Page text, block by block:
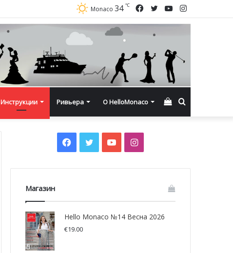
Instagram
YouTube
Twitter
Facebook
Monaco 34 ℃
Инструкции Ривьера О HelloMonaco Смотреть
Facebook
TwitterYouTubeInstagram
Магазин
Hello Monaco №14 Весна 2026
€19.00